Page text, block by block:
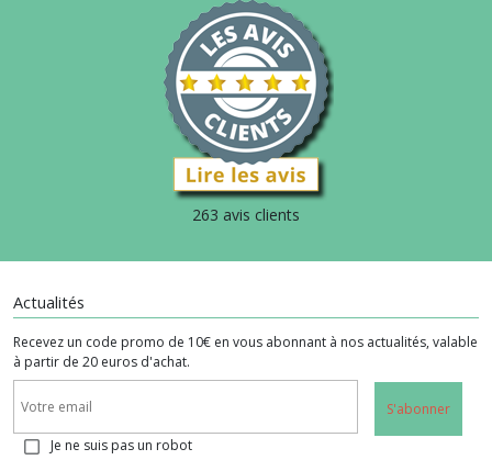
263 avis clients
Actualités
Recevez un code promo de 10€ en vous abonnant à nos actualités, valable
à partir de 20 euros d'achat.
S'abonner
Je ne suis pas un robot